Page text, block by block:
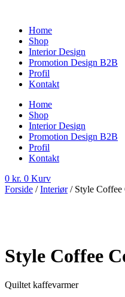
indholdHome
Shop
Interior Design
Promotion Design B2B
Profil
Kontakt
Home
Shop
Interior Design
Promotion Design B2B
Profil
Kontakt
0 kr. 0 Kurv
Forside /Interiør/ Style Coffee
Style Coffee
Quiltet kaffevarmer